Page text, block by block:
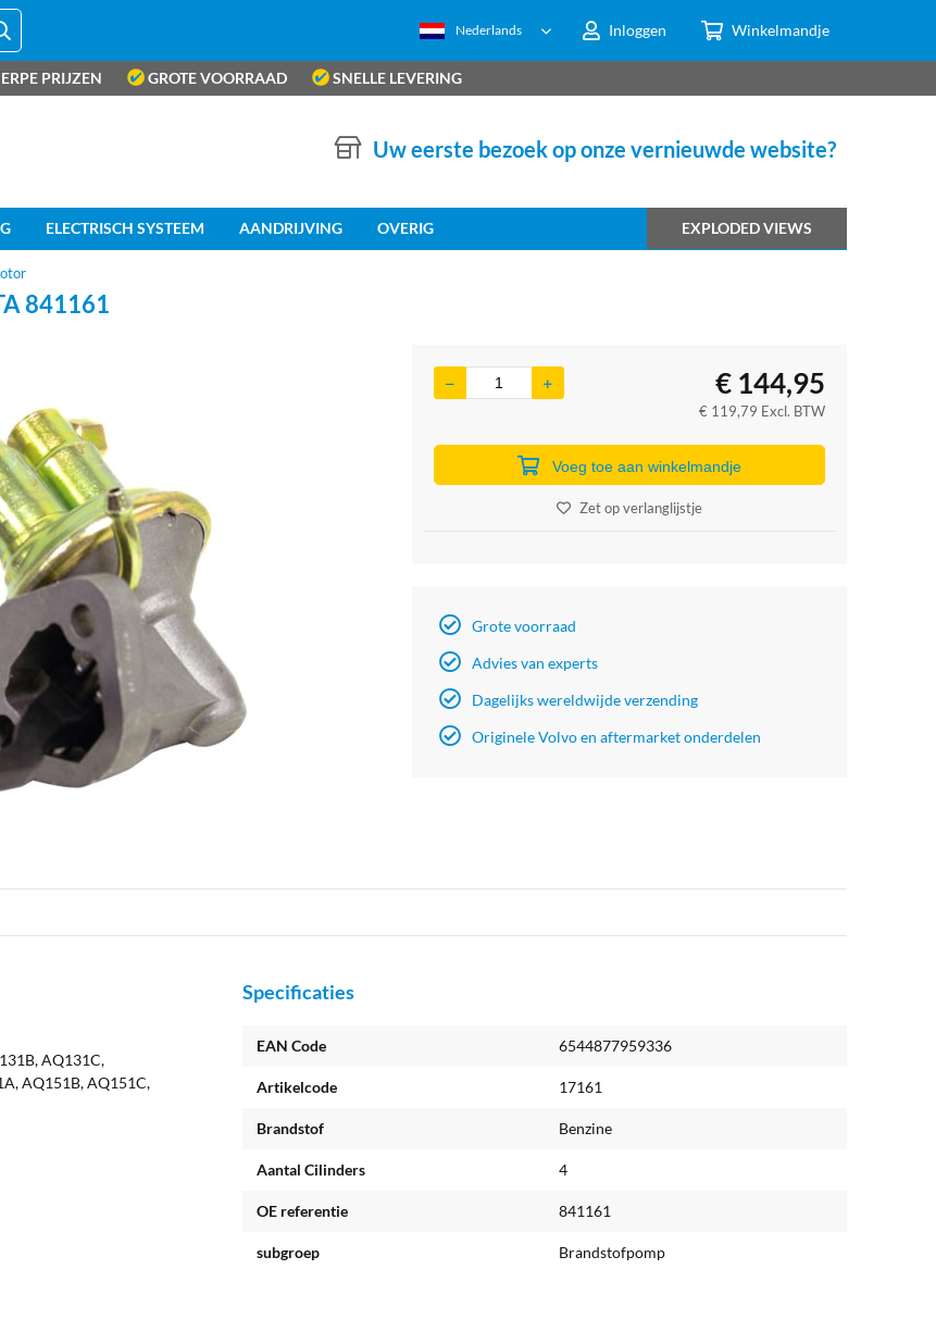
Inloggen Winkelmandje
Nederlands
PRIJZEN GROTE VOORRAAD SNELLE LEVERING
Uw eerste bezoek op onze vernieuwde website?
ELECTRISCH SYSTEEM AANDRIJVING OVERIG EXPLODED VIEWS
841161
€ 144,95
€ 119,79 Excl. BTW
Voeg toe aan winkelmandje
Zet op verlanglijstje
Grote voorraad
Advies van experts
Dagelijks wereldwijde verzending
Originele Volvo en aftermarket onderdelen
AQ131C,
AQ151B, AQ151C,
Specificaties
EAN Code 6544877959336
Artikelcode 17161
Brandstof Benzine
Aantal Cilinders 4
OE referentie 841161
subgroep Brandstofpomp